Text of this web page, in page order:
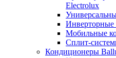
Electrolux
Инверторные
Мобильные
Сплит-
Кондиционеры